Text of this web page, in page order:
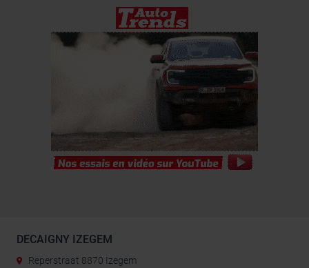
DECAIGNY IZEGEM
Reperstraat 8870 Izegem